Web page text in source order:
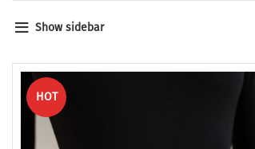
Show sidebar
HOT